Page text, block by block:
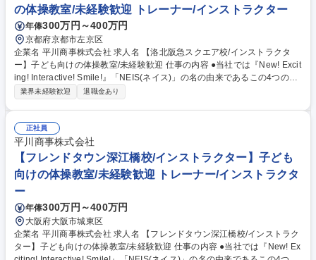
の体操教室/未経験歓迎 トレーナー/インストラクター
年俸300万円～400万円
京都府京都市左京区
企業名 平川商事株式会社 求人名 【洛北阪急スクエア校/インストラクタ
ー】子ども向けの体操教室/未経験歓迎 仕事の内容 ●当社では『New! Excit
ing! Interactive! Smile!』「NEIS(ネイス)」の名の由来であるこの4つのキ
ーワードを合言葉に、心と体の健康作りのお手伝いをしております。 【具
メインとした体操教室で、指導から教室運営まで幅広く活躍することがで
きます。ネイス本部の研修プログラムがあるので、未経験の方でも無理な
く業務が覚えられる環境です。 募集職種 【洛北阪急スクエア校/インスト
ラクター】子ども向けの体操教室/未経験歓迎
業界未経験歓迎 退職金あり
正社員
平川商事株式会社
【フレンドタウン深江橋校/インストラクター】子ども
向けの体操教室/未経験歓迎 トレーナー/インストラクタ
ー
年俸300万円～400万円
大阪府大阪市城東区
企業名 平川商事株式会社 求人名 【フレンドタウン深江橋校/インストラク
ター】子ども向けの体操教室/未経験歓迎 仕事の内容 ●当社では『New! Ex